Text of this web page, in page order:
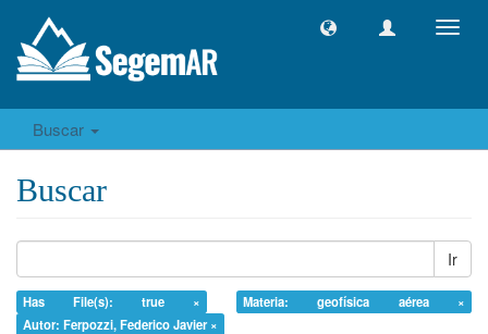
Buscar
Buscar
Ir
Has File(s): true ×
Materia: geofísica aérea ×
Autor: Ferpozzi, Federico Javier ×